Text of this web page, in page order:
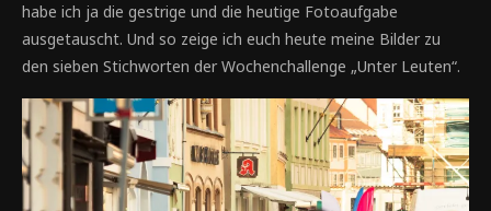
habe ich ja die gestrige und die heutige Fotoaufgabe
ausgetauscht. Und so zeige ich euch heute meine Bilder zu
den sieben Stichworten der Wochenchallenge „Unter Leuten“.